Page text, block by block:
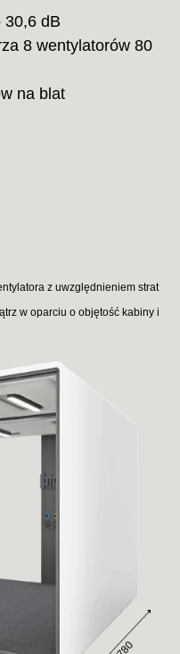
30,6 dB
8 wentylatorów 80
na blat
z uwzględnieniem strat
w oparciu o objętość kabiny i